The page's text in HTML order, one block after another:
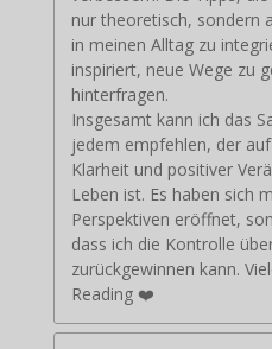
nur theoretisch, sondern
in meinen Alltag zu
inspiriert, neue Wege zu
hinterfragen.
Insgesamt kann ich das
jedem empfehlen, der
Klarheit und positiver
Leben ist. Es haben sich
Perspektiven eröffnet,
dass ich die Kontrolle
zurückgewinnen kann.
Reading ❤️